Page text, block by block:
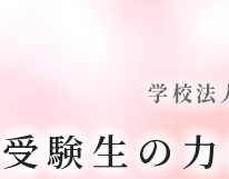
学校法
受験生の